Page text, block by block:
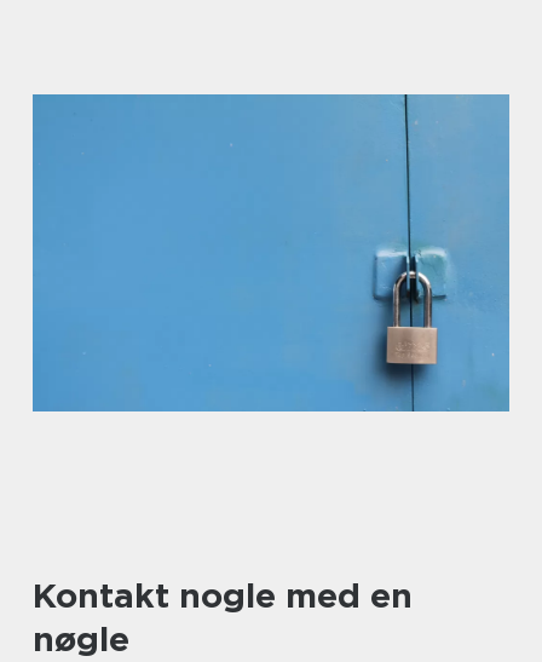
Kontakt nogle med en
nøgle